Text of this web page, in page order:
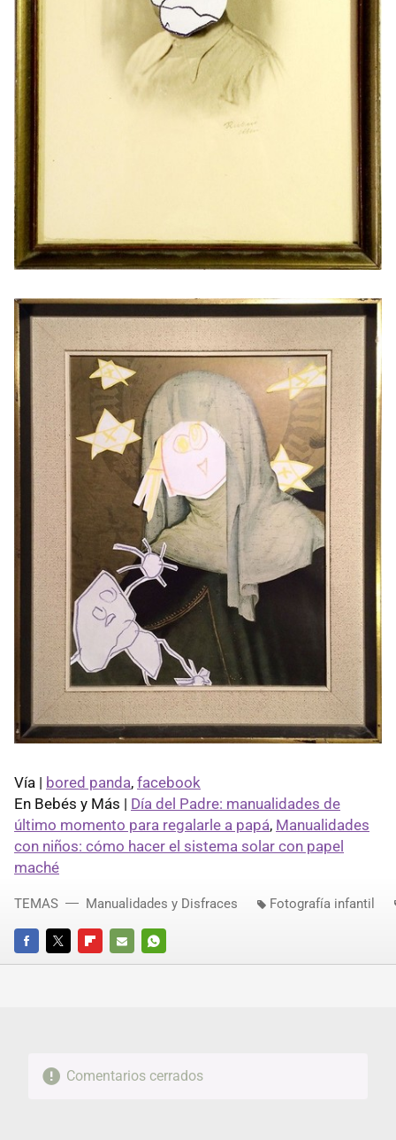
Vía | bored panda, facebook
En Bebés y Más | Día del Padre: manualidades de
último momento para regalarle a papá, Manualidades
con niños: cómo hacer el sistema solar con papel
maché
FACEBOOKTWITTERFLIPBOARD
E-
WHATSAPP
TEMAS Manualidades y Disfraces Fotografía infantil
Comentarios cerrados